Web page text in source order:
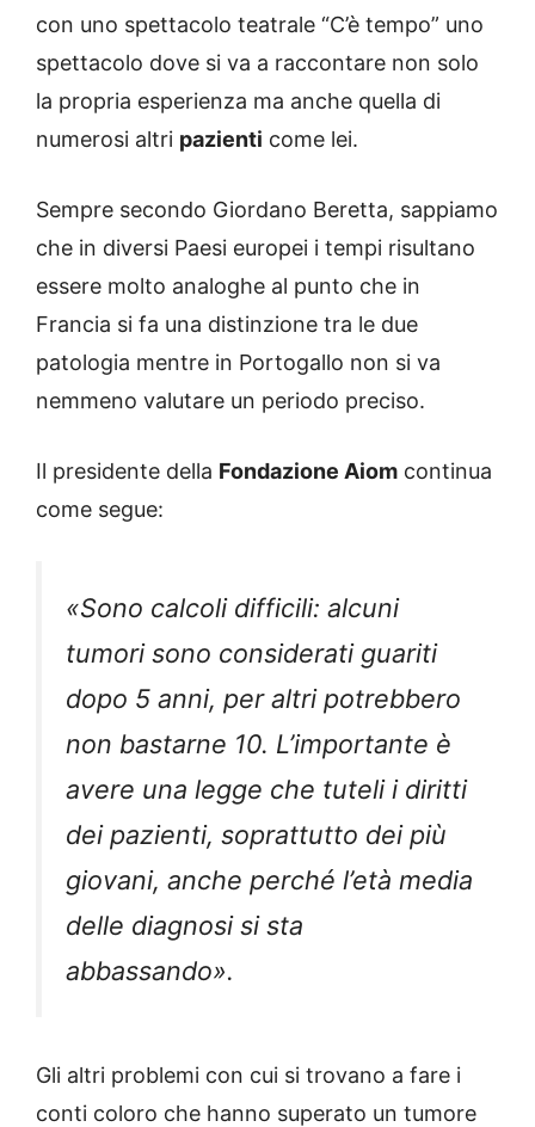
con uno spettacolo teatrale “C’è tempo” uno
spettacolo dove si va a raccontare non solo
la propria esperienza ma anche quella di
numerosi altri pazienti come lei.
Sempre secondo Giordano Beretta, sappiamo
che in diversi Paesi europei i tempi risultano
essere molto analoghe al punto che in
Francia si fa una distinzione tra le due
patologia mentre in Portogallo non si va
nemmeno valutare un periodo preciso.
Il presidente della Fondazione Aiom continua
come segue:
«Sono calcoli difficili: alcuni
tumori sono considerati guariti
dopo 5 anni, per altri potrebbero
non bastarne 10. L’importante è
avere una legge che tuteli i diritti
dei pazienti, soprattutto dei più
giovani, anche perché l’età media
delle diagnosi si sta
abbassando».
Gli altri problemi con cui si trovano a fare i
conti coloro che hanno superato un tumore